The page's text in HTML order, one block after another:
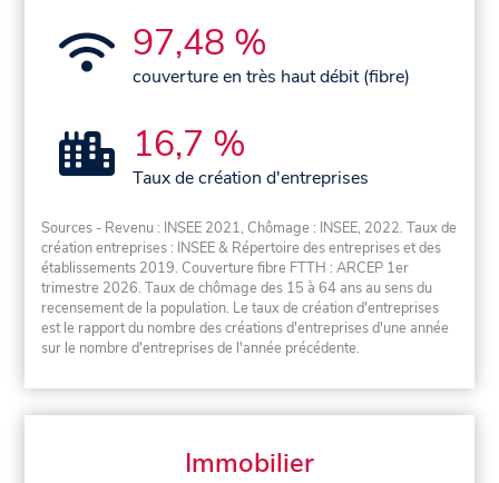
97,48 %
couverture en très haut débit (fibre)
16,7 %
Taux de création d'entreprises
Sources - Revenu : INSEE 2021, Chômage : INSEE, 2022. Taux de
création entreprises : INSEE & Répertoire des entreprises et des
établissements 2019. Couverture fibre FTTH : ARCEP 1er
trimestre 2026. Taux de chômage des 15 à 64 ans au sens du
recensement de la population. Le taux de création d'entreprises
est le rapport du nombre des créations d'entreprises d'une année
sur le nombre d'entreprises de l'année précédente.
Immobilier